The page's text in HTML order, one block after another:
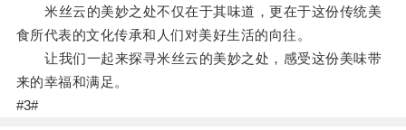
米丝云的美妙之处不仅在于其味道，更在于这份传统美
食所代表的文化传承和人们对美好生活的向往。
让我们一起来探寻米丝云的美妙之处，感受这份美味带
来的幸福和满足。
#3#